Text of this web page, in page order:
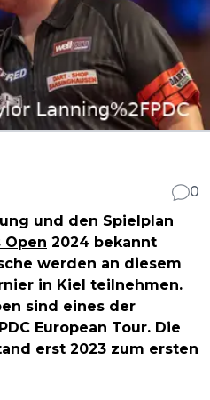
0
und den Spielplan
Open 2024 bekannt
werden an diesem
in Kiel teilnehmen.
sind eines der
European Tour. Die
erst 2023 zum ersten